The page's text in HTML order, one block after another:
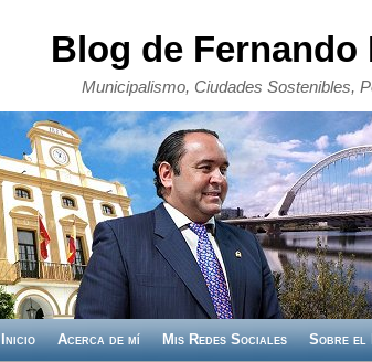
Blog de Fernando
Municipalismo, Ciudades Sostenibles,
Inicio Acerca de mí Mis Redes Sociales Sobre el